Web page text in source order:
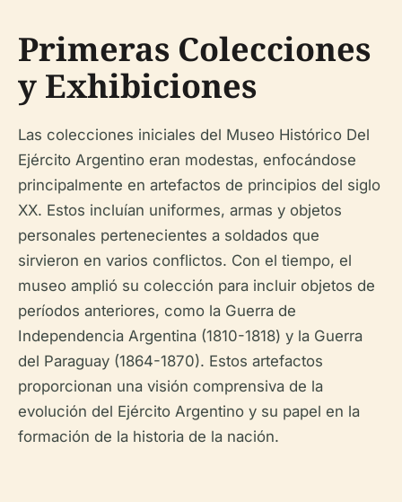
Primeras Colecciones
y Exhibiciones
Las colecciones iniciales del Museo Histórico Del
Ejército Argentino eran modestas, enfocándose
principalmente en artefactos de principios del siglo
XX. Estos incluían uniformes, armas y objetos
personales pertenecientes a soldados que
sirvieron en varios conflictos. Con el tiempo, el
museo amplió su colección para incluir objetos de
períodos anteriores, como la Guerra de
Independencia Argentina (1810-1818) y la Guerra
del Paraguay (1864-1870). Estos artefactos
proporcionan una visión comprensiva de la
evolución del Ejército Argentino y su papel en la
formación de la historia de la nación.